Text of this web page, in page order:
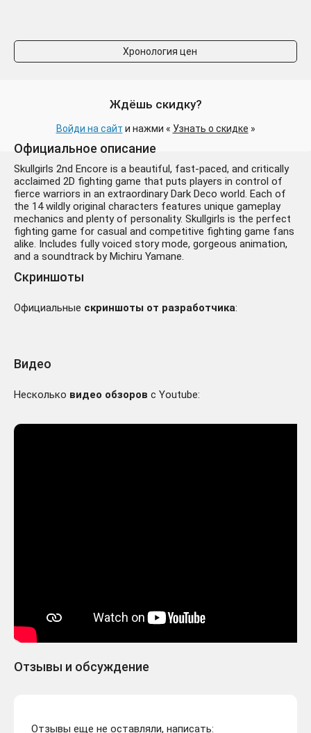
Хронология цен
Ждёшь скидку?
Войди на сайт и нажми « Узнать о скидке »
Официальное описание
Skullgirls 2nd Encore is a beautiful, fast-paced, and critically
acclaimed 2D fighting game that puts players in control of
fierce warriors in an extraordinary Dark Deco world. Each of
the 14 wildly original characters features unique gameplay
mechanics and plenty of personality. Skullgirls is the perfect
fighting game for casual and competitive fighting game fans
alike. Includes fully voiced story mode, gorgeous animation,
and a soundtrack by Michiru Yamane.
Скриншоты
Официальные скриншоты от разработчика:
Видео
Несколько видео обзоров с Youtube:
Отзывы и обсуждение
Отзывы еще не оставляли, написать: